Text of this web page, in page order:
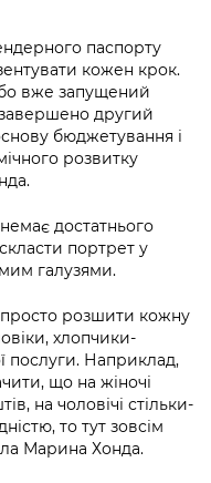
паспорту
кожен крок.
вже запущений
другий
бюджетування і
розвитку
достатнього
портрет у
галузями.
просто розшити кожну
хлопчики-
послуги. Наприклад,
що на жіночі
на чоловічі стільки-
то тут зовсім
Марина Хонда.